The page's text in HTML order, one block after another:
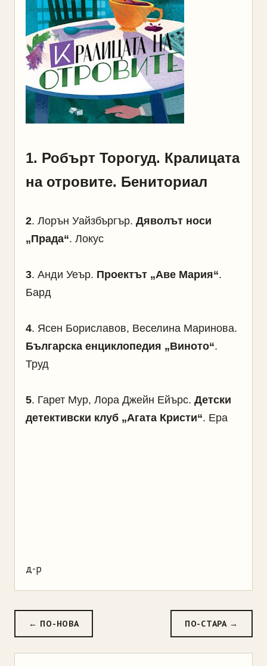
1. Робърт Торогуд. Кралицата
на отровите. Бениториал
2. Лорън Уайзбъргър. Дяволът носи
„Прада“. Локус
3. Анди Уеър. Проектът „Аве Мария“.
Бард
4. Ясен Бориславов, Веселина Маринова.
Българска енциклопедия „Виното“.
Труд
5. Гарет Мур, Лора Джейн Ейърс. Детски
детективски клуб „Агата Кристи“. Ера
д-р
← ПО-НОВА ПО-СТАРА →